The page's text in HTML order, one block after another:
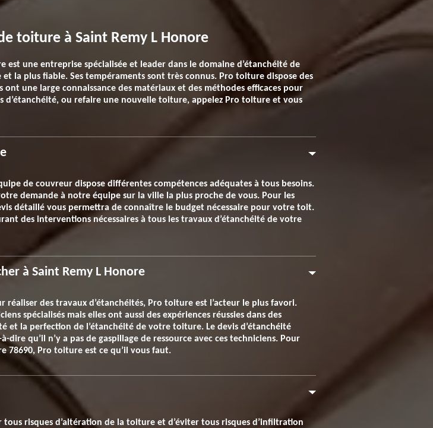
toiture à Saint Remy L Honore
une entreprise spécialisée et leader dans le domaine d’étanchéité de
la plus fiable. Ses tempéraments sont très connus. Pro toiture dispose des
une large connaissance des matériaux et des méthodes efficaces pour
d’étanchéité, ou refaire une nouvelle toiture, appelez Pro toiture et vous
de couvreur dispose différentes compétences adéquates à tous besoins.
demande à notre équipe sur la ville la plus proche de vous. Pour les
détaillé vous permettra de connaître le budget nécessaire pour votre toit.
des interventions nécessaires à tous les travaux d’étanchéité de votre
à Saint Remy L Honore
réaliser des travaux d’étanchéités, Pro toiture est l’acteur le plus favori.
spécialisés mais elles ont aussi des expériences réussies dans des
et la perfection de l’étanchéité de votre toiture. Le devis d’étanchéité
qu’il n’y a pas de gaspillage de ressource avec ces techniciens. Pour
78690, Pro toiture est ce qu’il vous faut.
risques d’altération de la toiture et d’éviter tous risques d’infiltration